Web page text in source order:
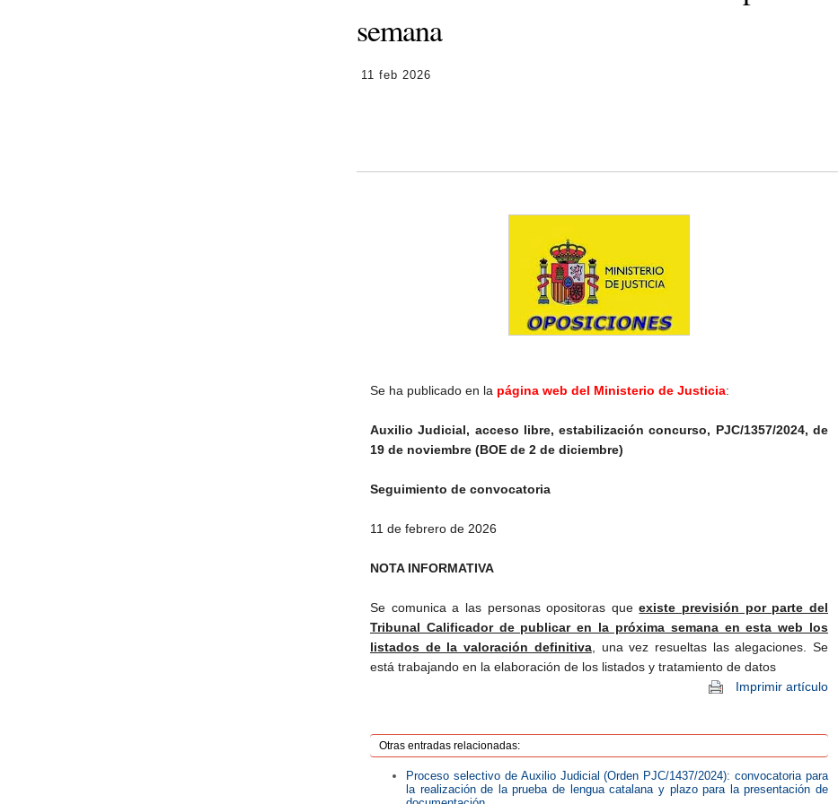
semana
11 feb 2026
Se ha publicado en la página web del Ministerio de Justicia:
Auxilio Judicial, acceso libre, estabilización concurso, PJC/1357/2024, de
19 de noviembre (BOE de 2 de diciembre)
Seguimiento de convocatoria
11 de febrero de 2026
NOTA INFORMATIVA
Se comunica a las personas opositoras queexiste previsión por parte del
Tribunal Calificador de publicar en la próxima semana en esta web los
listados de la valoración definitiva, una vez resueltas las alegaciones. Se
está trabajando en la elaboración de los listados y tratamiento de datos
Imprimir artículo
Otras entradas relacionadas:
Proceso selectivo de Auxilio Judicial (Orden PJC/1437/2024): convocatoria para
la realización de la prueba de lengua catalana y plazo para la presentación de